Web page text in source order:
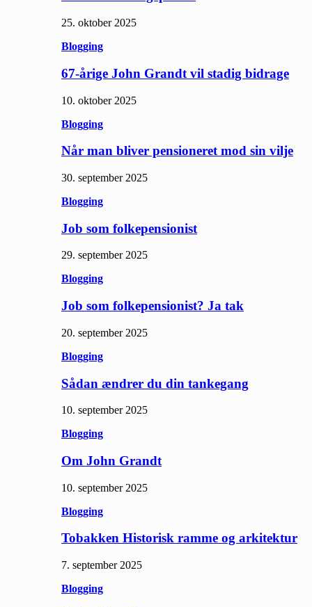
25. oktober 2025
Blogging
67-årige John Grandt vil stadig bidrage
10. oktober 2025
Blogging
Når man bliver pensioneret mod sin vilje
30. september 2025
Blogging
Job som folkepensionist
29. september 2025
Blogging
Job som folkepensionist? Ja tak
20. september 2025
Blogging
Sådan ændrer du din tankegang
10. september 2025
Blogging
Om John Grandt
10. september 2025
Blogging
Tobakken Historisk ramme og arkitektur
7. september 2025
Blogging